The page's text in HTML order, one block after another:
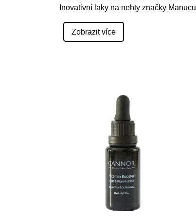
Inovativní laky na nehty značky
Zobrazit více